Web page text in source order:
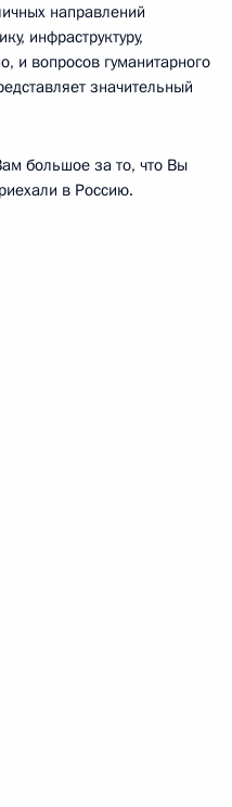
направлений
инфраструктуру,
и вопросов гуманитарного
значительный
большое за то, что Вы
в Россию.